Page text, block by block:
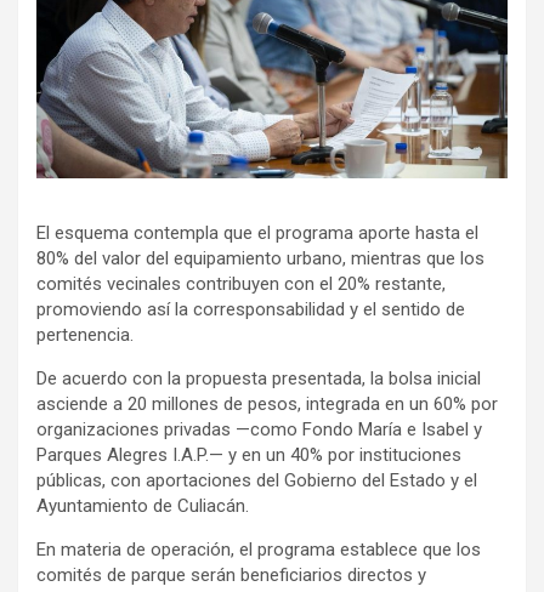
El esquema contempla que el programa aporte hasta el
80% del valor del equipamiento urbano, mientras que los
comités vecinales contribuyen con el 20% restante,
promoviendo así la corresponsabilidad y el sentido de
pertenencia.
De acuerdo con la propuesta presentada, la bolsa inicial
asciende a 20 millones de pesos, integrada en un 60% por
organizaciones privadas —como Fondo María e Isabel y
Parques Alegres I.A.P.— y en un 40% por instituciones
públicas, con aportaciones del Gobierno del Estado y el
Ayuntamiento de Culiacán.
En materia de operación, el programa establece que los
comités de parque serán beneficiarios directos y